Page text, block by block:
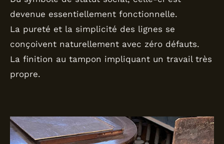
devenue essentiellement fonctionnelle.
La pureté et la simplicité des lignes se
conçoivent naturellement avec zéro défauts.
La finition au tampon impliquant un travail très
propre.